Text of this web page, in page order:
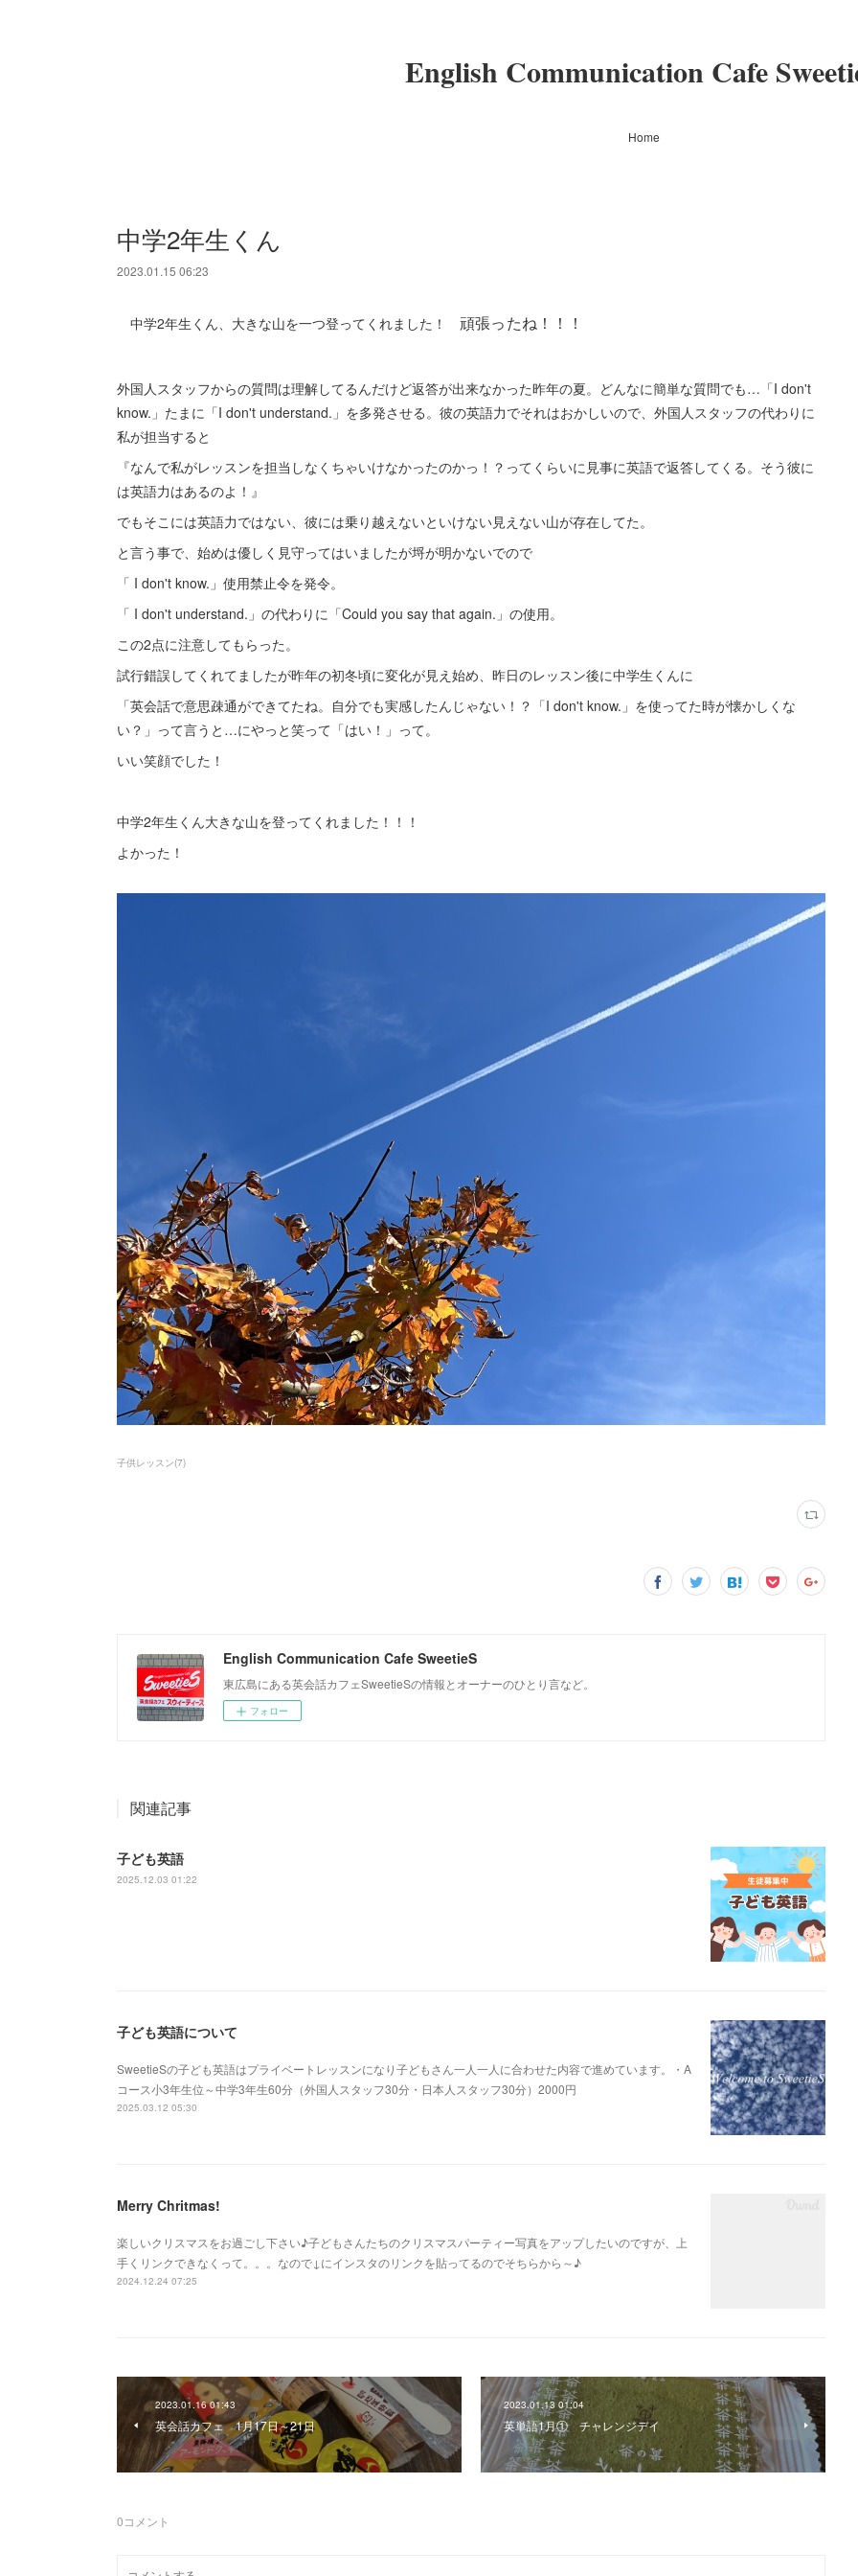
English Communication Cafe
Home
中学2年生くん
2023.01.15 06:23
中学2年生くん、大きな山を一つ登ってくれました！ 頑張ったね！！！
外国人スタッフからの質問は理解してるんだけど返答が出来なかった昨年の夏。どんなに簡単な質問でも…「I don't
know.」たまに「I don't understand.」を多発させる。彼の英語力でそれはおかしいので、外国人スタッフの代わりに
私が担当すると
『なんで私がレッスンを担当しなくちゃいけなかったのかっ！？ってくらいに見事に英語で返答してくる。そう彼に
は英語力はあるのよ！』
でもそこには英語力ではない、彼には乗り越えないといけない見えない山が存在してた。
と言う事で、始めは優しく見守ってはいましたが埒が明かないでので
「 I don't know.」使用禁止令を発令。
「 I don't understand.」の代わりに「Could you say that again.」の使用。
この2点に注意してもらった。
試行錯誤してくれてましたが昨年の初冬頃に変化が見え始め、昨日のレッスン後に中学生くんに
「英会話で意思疎通ができてたね。自分でも実感したんじゃない！？「I don't know.」を使ってた時が懐かしくな
い？」って言うと…にやっと笑って「はい！」って。
いい笑顔でした！
中学2年生くん大きな山を登ってくれました！！！
よかった！
子供レッスン(7)
English Communication Cafe SweetieS
東広島にある英会話カフェSweetieSの情報とオーナーのひとり言など。
フォロー
関連記事
子ども英語
2025.12.03 01:22
子ども英語について
SweetieSの子ども英語はプライベートレッスンになり子どもさん一人一人に合わせた内容で進めています。・A
コース小3年生位～中学3年生60分（外国人スタッフ30分・日本人スタッフ30分）2000円
2025.03.12 05:30
Merry Chritmas!
楽しいクリスマスをお過ごし下さい♪子どもさんたちのクリスマスパーティー写真をアップしたいのですが、上
手くリンクできなくって。。。なので↓にインスタのリンクを貼ってるのでそちらから～♪
2024.12.24 07:25
2023.01.16 01:43
英会話カフェ 1月17日～21日
2023.01.13 01:04
英単語1月① チャレンジデイ
0コメント